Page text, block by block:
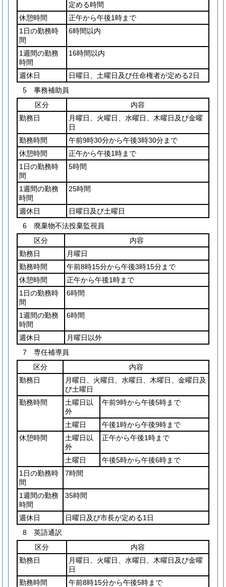
定める時間
休憩時間
正午から午後1時まで
1日の勤務時
間
6時間以内
1週間の勤務
時間
16時間以内
週休日
日曜日、土曜日及び任命権者が定める2日
5 事務補助員
区分
内容
勤務日
月曜日、火曜日、水曜日、木曜日及び金曜
日
勤務時間
午前9時30分から午後3時30分まで
休憩時間
正午から午後1時まで
1日の勤務時
間
5時間
1週間の勤務
時間
25時間
週休日
日曜日及び土曜日
6 廃棄物不法投棄監視員
区分
内容
勤務日
月曜日
勤務時間
午前8時15分から午後3時15分まで
休憩時間
正午から午後1時まで
1日の勤務時
間
6時間
1週間の勤務
時間
6時間
週休日
月曜日以外
7 専任補導員
区分
内容
勤務日
月曜日、火曜日、水曜日、木曜日、金曜日及
び土曜日
勤務時間
土曜日以
外
午前9時から午後5時まで
土曜日
午後1時から午後9時まで
休憩時間
土曜日以
外
正午から午後1時まで
土曜日
午後5時から午後6時まで
1日の勤務時
間
7時間
1週間の勤務
時間
35時間
週休日
日曜日及び市長が定める1日
8 英語通訳
区分
内容
勤務日
月曜日、火曜日、水曜日、木曜日及び金曜
日
勤務時間
午前8時15分から午後5時まで